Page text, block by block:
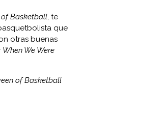
of Basketball, te
que
otras buenas
When We Were
of Basketball